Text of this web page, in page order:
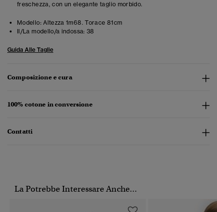
freschezza, con un elegante taglio morbido.
Modello: Altezza 1m68. Torace 81cm
Il/La modello/a indossa: 38
Guida Alle Taglie
Composizione e cura
100% cotone in conversione
Contatti
La Potrebbe Interessare Anche...